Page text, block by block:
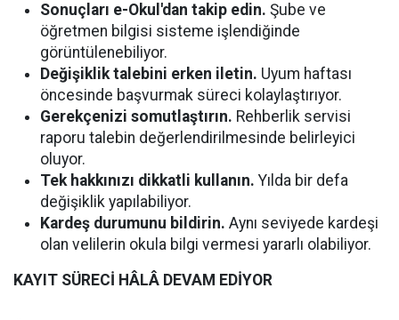
Sonuçları e-Okul'dan takip edin. Şube ve
öğretmen bilgisi sisteme işlendiğinde
görüntülenebiliyor.
Değişiklik talebini erken iletin. Uyum haftası
öncesinde başvurmak süreci kolaylaştırıyor.
Gerekçenizi somutlaştırın. Rehberlik servisi
raporu talebin değerlendirilmesinde belirleyici
oluyor.
Tek hakkınızı dikkatli kullanın. Yılda bir defa
değişiklik yapılabiliyor.
Kardeş durumunu bildirin. Aynı seviyede kardeşi
olan velilerin okula bilgi vermesi yararlı olabiliyor.
KAYIT SÜRECİ HÂLÂ DEVAM EDİYOR